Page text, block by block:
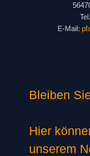
E-Mail:
Bleiben
Hier
unserem